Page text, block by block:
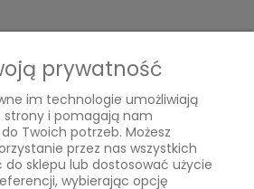
prywatność
im technologie umożliwiają
strony i pomagają nam
Twoich potrzeb. Możesz
przez nas wszystkich
do sklepu lub dostosować użycie
wybierając opcję